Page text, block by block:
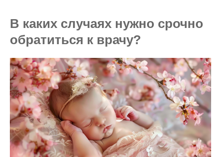
В каких случаях нужно срочно
обратиться к врачу?